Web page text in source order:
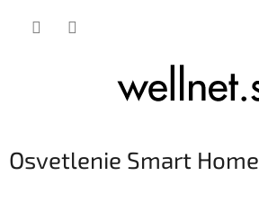
Osvetlenie Smart Home